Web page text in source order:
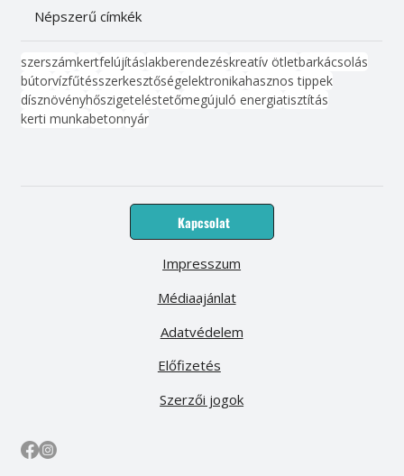
Népszerű címkék
szerszámkertfelújításlakberendezéskreatív ötletbarkácsolás
bútorvízfűtésszerkesztőségelektronikahasznos tippek
dísznövényhőszigeteléstetőmegújuló energiatisztítás
kerti munkabetonnyár
Kapcsolat
Médiaajánlat
Előfizetés
Impresszum
Adatvédelem
Szerzői jogok